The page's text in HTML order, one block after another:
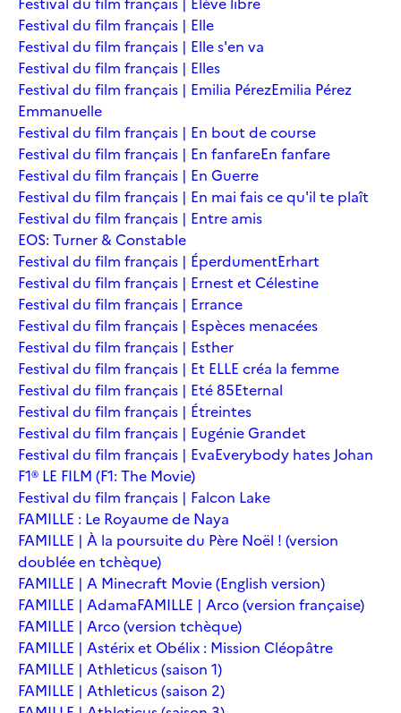
Festival du film français | Elle
Festival du film français | Elle s'en va
Festival du film français | Elles
Festival du film français | Emilia PérezEmilia Pérez
Emmanuelle
Festival du film français | En bout de course
Festival du film français | En fanfareEn fanfare
Festival du film français | En Guerre
Festival du film français | En mai fais ce qu'il te plaît
Festival du film français | Entre amis
EOS: Turner & Constable
Festival du film français | ÉperdumentErhart
Festival du film français | Ernest et Célestine
Festival du film français | Errance
Festival du film français | Espèces menacées
Festival du film français | Esther
Festival du film français | Et ELLE créa la femme
Festival du film français | Eté 85Eternal
Festival du film français | Étreintes
Festival du film français | Eugénie Grandet
Festival du film français | EvaEverybody hates Johan
F1® LE FILM (F1: The Movie)
Festival du film français | Falcon Lake
FAMILLE : Le Royaume de Naya
FAMILLE | À la poursuite du Père Noël ! (version
doublée en tchèque)
FAMILLE | A Minecraft Movie (English version)
FAMILLE | AdamaFAMILLE | Arco (version française)
FAMILLE | Arco (version tchèque)
FAMILLE | Astérix et Obélix : Mission Cléopâtre
FAMILLE | Athleticus (saison 1)
FAMILLE | Athleticus (saison 2)